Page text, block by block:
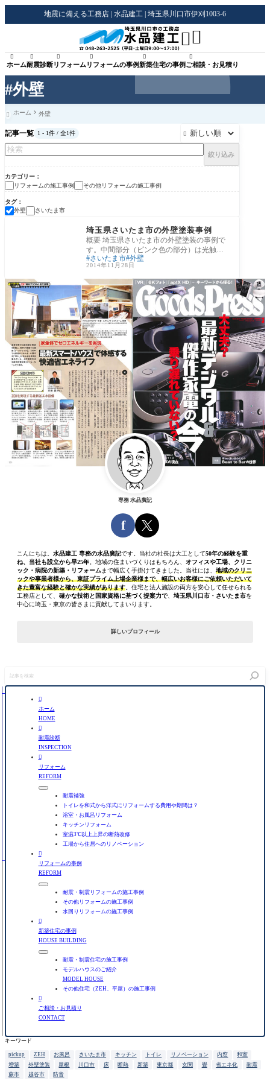
#外壁
地震に備える工務店 | 水品建工 | 埼玉県川口市伊刈1003-6

ホーム

耐震診断

リフォーム

リフォームの事例

新築住宅の事例

ご相談・お見積り

 ホーム 外壁
記事一覧 1 - 1件 / 全1件 
絞り込み
カテゴリー
リフォームの施工事例
その他リフォームの施工事例
タグ
外壁
さいたま市
リフォームの施工事例
埼玉県さいたま市の外壁塗装事例
概要 埼玉県さいたま市の外壁塗装の事例で
す。中間部分（ピンク色の部分）は光触媒
塗料（ハイドロテクト）を使用しました。
また
さいたま市 外壁
2014年11月28日
専務 水品廣記
f
こんにちは。 水品建工 専務の水品廣記です。当社の社長は大工として50年の経験を重
ね、当社も設立から早25年 。地域の住まいづくりはもちろん、 オフィスや工場、クリニ
ック・病院の新築・リフォーム まで幅広く手掛けてきました。当社には、 地域のクリニ
ックや事業者様から、東証プライム上場企業様まで、幅広いお客様にご依頼いただいて
きた豊富な経験と確かな実績があります 。住宅と法人施設の両方を安心して任せられる
工務店として、 確かな技術と国家資格に基づく提案力で、 埼玉県川口市・さいたま市を
中心に埼玉・東京の皆さまに貢献してまいります。
詳しいプロフィール
を
検

ホーム
HOME

耐震診断
INSPECTION

リフォーム
REFORM
耐震補強
トイレを和式から洋式にリフォームする費用や期間は？
浴室・お風呂リフォーム
キッチンリフォーム
室温3℃以上上昇の断熱改修
工場から住居へのリノベーション

リフォームの事例
REFORM
耐震・制震リフォームの施工事例
その他リフォームの施工事例
水回りリフォームの施工事例

新築住宅の事例
HOUSE BUILDING
耐震・制震住宅の施工事例
モデルハウスのご紹介
MODEL HOUSE
その他住宅（ZEH、平屋）の施工事例

ご相談・お見積り
CONTACT
キーワード
pickup ZEH お風呂 さいたま市 キッチン トイレ リノベーション 内窓
和室
増築
外壁塗装 屋根 川口市 床 断熱 新築 東京都 玄関 畳 省エネ化
耐震
蕨市
越谷市 防音